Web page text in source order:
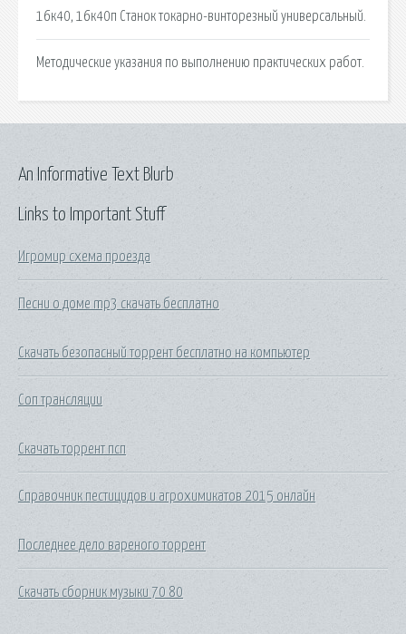
16к40, 16к40п Станок токарно-винторезный универсальный.
Методические указания по выполнению практических работ.
Links to Important Stuff
Игромир схема проезда
Песни о доме mp3 скачать бесплатно
Скачать безопасный торрент бесплатно на компьютер
Соп трансляции
Скачать торрент псп
Справочник пестицидов и агрохимикатов 2015 онлайн
Последнее дело вареного торрент
Скачать сборник музыки 70 80
An Informative Text Blurb